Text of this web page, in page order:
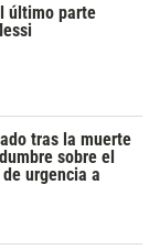
último parte
tras la muerte
sobre el
urgencia a